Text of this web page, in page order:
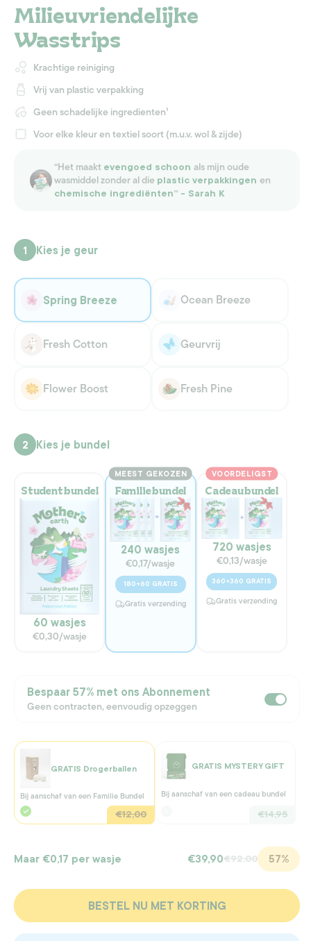
Milieuvriendelijke
Wasstrips
Krachtige reiniging
Vrij van plastic verpakking
Geen schadelijke ingredienten¹
Voor elke kleur en textiel soort (m.u.v. wol & zijde)
“Het maakt evengoed schoon als mijn oude
wasmiddel zonder al die plastic verpakkingen en
chemische ingrediënten” - Sarah K
1 Kies je geur
Spring Breeze
Variant
niet
beschikbaar
Ocean Breeze
Variant
niet
beschikbaar
Fresh Cotton
Variant
niet
beschikbaar
Geurvrij
Variant
niet
beschikbaar
Flower Boost
Variant
beschikbaar
Fresh Pine
Variant
2 Kies je bundel
Student bundel
60 wasjes
€0,30/wasje
MEEST GEKOZEN
Familie bundel
240 wasjes
€0,17/wasje
180+60 GRATIS
Gratis verzending
VOORDELIGST
Cadeau bundel
720 wasjes
€0,13/wasje
360+360 GRATIS
Gratis verzending
Bespaar 57% met ons Abonnement
Geen contracten, eenvoudig opzeggen
€12,00
GRATIS Drogerballen
Bij aanschaf van een Familie Bundel
€14,95
GRATIS MYSTERY GIFT
Bij aanschaf van een cadeau bundel
Maar €0,17 per wasje €39,90€92,00 57%
BESTEL NU MET KORTING